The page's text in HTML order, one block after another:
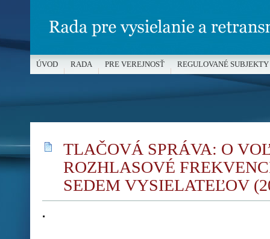
TLAČOVÁ SPRÁVA: O
ROZHLASOVÉ
SEDEM VYSIELATEĽOV
.
ÚVOD RADA PRE VEREJNOSŤ REGULOVANÉ SUBJEKTY